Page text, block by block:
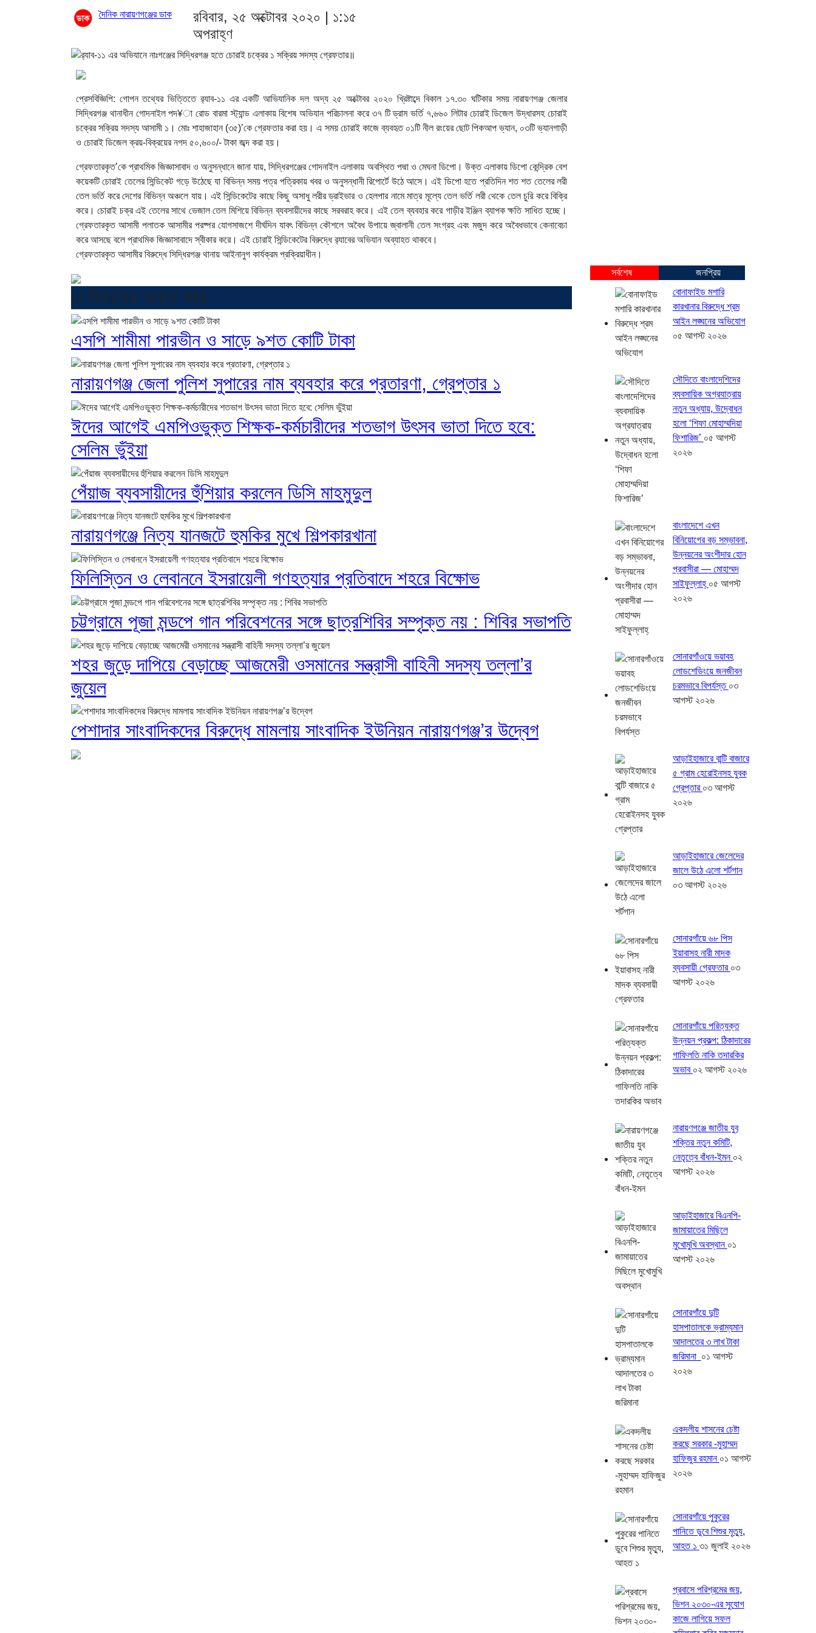
দৈনিক নারায়ণগঞ্জের ডাক
রবিবার, ২৫ অক্টোবর ২০২০ | ১:১৫
অপরাহ্ণ
প্রেসবিজ্ঞিপি: গোপন তথ্যের ভিত্তিতে র‌্যাব-১১ এর একটি আভিযানিক দল অদ্য ২৫ অক্টোবর ২০২০ খ্রিষ্টাব্দে বিকাল ১৭.৩০ ঘটিকার সময় নারায়ণগঞ্জ জেলার
সিদ্ধিরগঞ্জ থানাধীন গোদনাইল পদ¥া রোড বারমা স্ট্যান্ড এলাকায় বিশেষ অভিযান পরিচালনা করে ৩৭ টি ড্রাম ভর্তি ৭,৬৬০ লিটার চোরাই ডিজেল উদ্ধারসহ চোরাই
চক্রের সক্রিয় সদস্য আসামী ১। মোঃ শাহাজাহান (৩৫)’কে গ্রেফতার করা হয়। এ সময় চোরাই কাজে ব্যবহৃত ০১টি নীল রংয়ের ছোট পিকআপ ভ্যান, ০৩টি ভ্যানগাড়ী
ও চোরাই ডিজেল ক্রয়-বিক্রয়ের নগদ ৫০,৬০০/- টাকা জব্দ করা হয়।
গ্রেফতারকৃত’কে প্রাথমিক জিজ্ঞাসাবাদ ও অনুসন্ধানে জানা যায়, সিদ্ধিরগঞ্জের গোদনাইল এলাকায় অবস্থিত পদ্মা ও মেঘনা ডিপো। উক্ত এলাকায় ডিপো কেন্দ্রিক বেশ
কয়েকটি চোরাই তেলের সিন্ডিকেট গড়ে উঠেছে যা বিভিন্ন সময় পত্র পত্রিকায় খবর ও অনুসন্ধানী রিপোর্টে উঠে আসে। এই ডিপো হতে প্রতিদিন শত শত তেলের লরী
তেল ভর্তি করে দেশের বিভিন্ন অঞ্চলে যায়। এই সিন্ডিকেটের কাছে কিছু অসাধু লরীর ড্রাইভার ও হেলপার নামে মাত্র মূল্যে তেল ভর্তি লরী থেকে তেল চুরি করে বিক্রি
করে। চোরাই চক্র এই তেলের সাথে ভেজাল তেল মিশিয়ে বিভিন্ন ব্যবসায়ীদের কাছে সরবরাহ করে। এই তেল ব্যবহার করে গাড়ীর ইঞ্জিন ব্যাপক ক্ষতি সাধিত হচ্ছে।
গ্রেফতারকৃত আসামী পলাতক আসামীর পরষ্পর যোগসাজশে দীর্ঘদিন যাবৎ বিভিন্ন কৌশলে অবৈধ উপায়ে জ্বালানী তেল সংগ্রহ এবং মজুদ করে অবৈধভাবে কেনাবেচা
করে আসছে বলে প্রাথমিক জিজ্ঞাসাবাদে স্বীকার করে। এই চোরাই সিন্ডিকেটের বিরুদ্ধে র‌্যাবের অভিযান অব্যাহত থাকবে।
গ্রেফতারকৃত আসামীর বিরুদ্ধে সিদ্ধিরগঞ্জ থানায় আইনানুগ কার্যক্রম প্রক্রিয়াধীন।
এ বিভাগের আরও খবর
এসপি শামীমা পারভীন ও সাড়ে ৯শত কোটি টাকা
নারায়ণগঞ্জ জেলা পুলিশ সুপারের নাম ব্যবহার করে প্রতারণা, গ্রেপ্তার ১
ঈদের আগেই এমপিওভুক্ত শিক্ষক-কর্মচারীদের শতভাগ উৎসব ভাতা দিতে হবে:
সেলিম ভুঁইয়া
পেঁয়াজ ব্যবসায়ীদের হুঁশিয়ার করলেন ডিসি মাহমুদুল
নারায়ণগঞ্জে নিত্য যানজটে হুমকির মুখে শিল্পকারখানা
ফিলিস্তিন ও লেবাননে ইসরায়েলী গণহত্যার প্রতিবাদে শহরে বিক্ষোভ
চট্টগ্রামে পূজা মন্ডপে গান পরিবেশনের সঙ্গে ছাত্রশিবির সম্পৃক্ত নয় : শিবির সভাপতি
শহর জুড়ে দাপিয়ে বেড়াচ্ছে আজমেরী ওসমানের সন্ত্রাসী বাহিনী সদস্য তল্লা’র
জুয়েল
পেশাদার সাংবাদিকদের বিরুদ্ধে মামলায় সাংবাদিক ইউনিয়ন নারায়ণগঞ্জ’র উদ্বেগ
সর্বশেষ
জনপ্রিয়
বোনাফাইড মশারি
কারখানার বিরুদ্ধে শ্রম
আইন লঙ্ঘনের অভিযোগ
০৫ আগস্ট ২০২৬
সৌদিতে বাংলাদেশিদের
ব্যবসায়িক অগ্রযাত্রায়
নতুন অধ্যায়, উদ্বোধন
হলো ‘শিফা মোহাম্মদিয়া
ফিশারিজ’ ০৫ আগস্ট
২০২৬
বাংলাদেশে এখন
বিনিয়োগের বড় সম্ভাবনা,
উন্নয়নের অংশীদার হোন
প্রবাসীরা — মোহাম্মদ
সাইফুল্লাহ্ ০৫ আগস্ট
২০২৬
সোনারগাঁওয়ে ভয়াবহ
লোডশেডিংয়ে জনজীবন
চরমভাবে বিপর্যস্ত ০৩
আগস্ট ২০২৬
আড়াইহাজারে বান্টি বাজারে
৫ গ্রাম হেরোইনসহ যুবক
গ্রেপ্তার ০৩ আগস্ট
২০২৬
আড়াইহাজারে জেলেদের
জালে উঠে এলো শর্টগান
০৩ আগস্ট ২০২৬
সোনারগাঁয়ে ৬৮ পিস
ইয়াবাসহ নারী মাদক
ব্যবসায়ী গ্রেফতার ০৩
আগস্ট ২০২৬
সোনারগাঁয়ে পরিত্যক্ত
উন্নয়ন প্রকল্প: ঠিকাদারের
গাফিলতি নাকি তদারকির
অভাব ০২ আগস্ট ২০২৬
নারায়ণগঞ্জে জাতীয় যুব
শক্তির নতুন কমিটি,
নেতৃত্বে বাঁধন-ইমন ০২
আগস্ট ২০২৬
আড়াইহাজারে বিএনপি-
জামায়াতের মিছিলে
মুখোমুখি অবস্থান ০১
আগস্ট ২০২৬
সোনারগাঁয়ে দুটি
হাসপাতালকে ভ্রাম্যমান
আদালতের ৩ লাখ টাকা
জরিমানা ০১ আগস্ট
২০২৬
একদলীয় শাসনের চেষ্টা
করছে সরকার -মুহাম্মদ
হাফিজুর রহমান ০১ আগস্ট
২০২৬
সোনারগাঁয়ে পুকুরের
পানিতে ডুবে শিশুর মৃত্যু,
আহত ১ ৩১ জুলাই ২০২৬
প্রবাসে পরিশ্রমের জয়,
ভিশন ২০৩০-এর সুযোগ
কাজে লাগিয়ে সফল